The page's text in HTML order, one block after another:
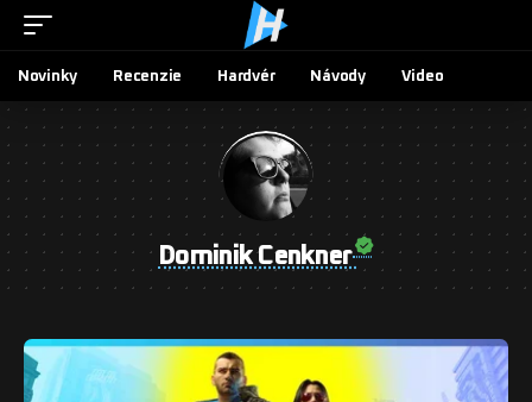
Novinky Recenzie Hardvér Návody Video
Dominik Cenkner